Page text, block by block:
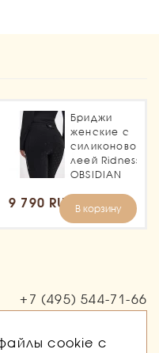
Бриджи
женские с
силиконовой
леей Ridness
OBSIDIAN
9 790 RUB В корзину
+7 (495) 544-71-66
cookie с